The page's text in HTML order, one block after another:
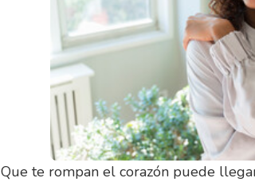
Que te rompan el corazón puede